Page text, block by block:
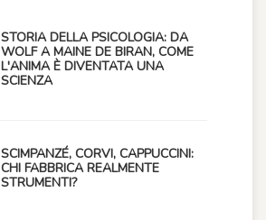
STORIA DELLA PSICOLOGIA: DA
WOLF A MAINE DE BIRAN, COME
L'ANIMA È DIVENTATA UNA
SCIENZA
SCIMPANZÉ, CORVI, CAPPUCCINI:
CHI FABBRICA REALMENTE
STRUMENTI?